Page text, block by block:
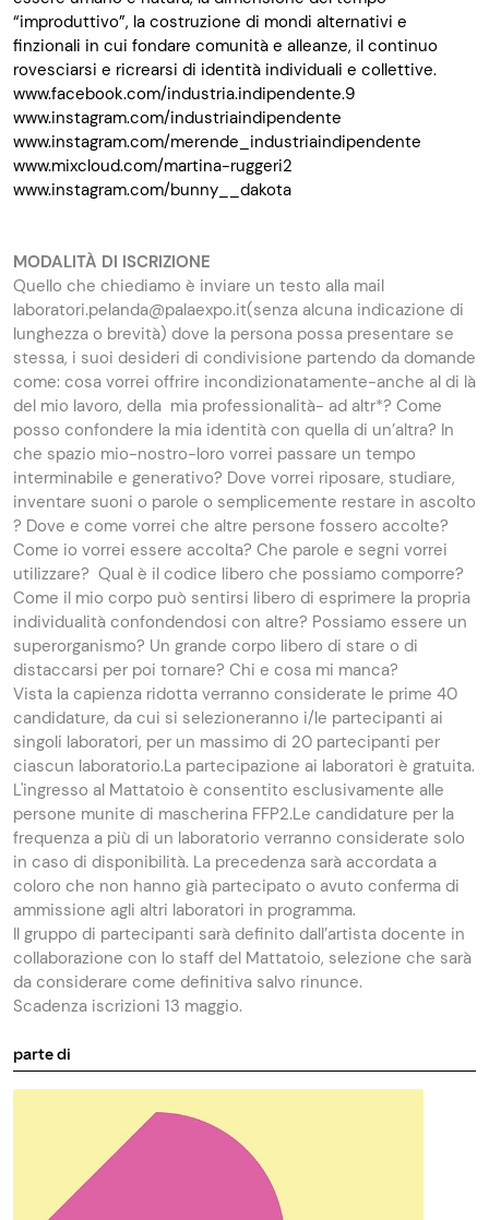
“improduttivo”, la costruzione di mondi alternativi e
finzionali in cui fondare comunità e alleanze, il continuo
rovesciarsi e ricrearsi di identità individuali e collettive.
www.facebook.com/industria.indipendente.9
www.instagram.com/industriaindipendente
www.instagram.com/merende_industriaindipendente
www.mixcloud.com/martina-ruggeri2
www.instagram.com/bunny__dakota
MODALITÀ DI ISCRIZIONE
Quello che chiediamo è inviare un testo alla mail
laboratori.pelanda@palaexpo.it(senza alcuna indicazione di
lunghezza o brevità) dove la persona possa presentare se
stessa, i suoi desideri di condivisione partendo da domande
come: cosa vorrei offrire incondizionatamente-anche al di là
del mio lavoro, della mia professionalità- ad altr*? Come
posso confondere la mia identità con quella di un’altra? In
che spazio mio-nostro-loro vorrei passare un tempo
interminabile e generativo? Dove vorrei riposare, studiare,
inventare suoni o parole o semplicemente restare in ascolto
? Dove e come vorrei che altre persone fossero accolte?
Come io vorrei essere accolta? Che parole e segni vorrei
utilizzare? Qual è il codice libero che possiamo comporre?
Come il mio corpo può sentirsi libero di esprimere la propria
individualità confondendosi con altre? Possiamo essere un
superorganismo? Un grande corpo libero di stare o di
distaccarsi per poi tornare? Chi e cosa mi manca?
Vista la capienza ridotta verranno considerate le prime 40
candidature, da cui si selezioneranno i/le partecipanti ai
singoli laboratori, per un massimo di 20 partecipanti per
ciascun laboratorio.La partecipazione ai laboratori è gratuita.
L'ingresso al Mattatoio è consentito esclusivamente alle
persone munite di mascherina FFP2.Le candidature per la
frequenza a più di un laboratorio verranno considerate solo
in caso di disponibilità. La precedenza sarà accordata a
coloro che non hanno già partecipato o avuto conferma di
ammissione agli altri laboratori in programma.
Il gruppo di partecipanti sarà definito dall’artista docente in
collaborazione con lo staff del Mattatoio, selezione che sarà
da considerare come definitiva salvo rinunce.
Scadenza iscrizioni 13 maggio.
parte di